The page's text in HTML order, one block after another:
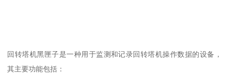
回转塔机黑匣子是一种用于监测和记录回转塔机操作数据的设备，
其主要功能包括：